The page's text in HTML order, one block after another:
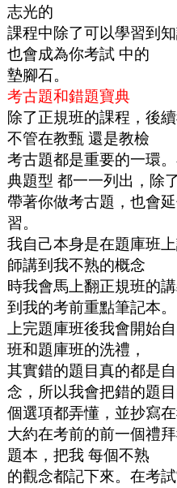
志光的
課程中除了可以學習到
也會成為你考試 中的
墊腳石。
考古題和錯題寶典
除了正規班的課程，後
不管在教甄 還是教檢
考古題都是重要的一環
典題型 都一一列出，除了
帶著你做考古題，也會
習。
我自己本身是在題庫班
師講到我不熟的概念
時我會馬上翻正規班的
到我的考前重點筆記本。
上完題庫班後我會開始
班和題庫班的洗禮，
其實錯的題目真的都是
念，所以我會把錯的題
個選項都弄懂，並抄寫
大約在考前的前一個禮
題本，把我 每個不熟
的觀念都記下來。在考